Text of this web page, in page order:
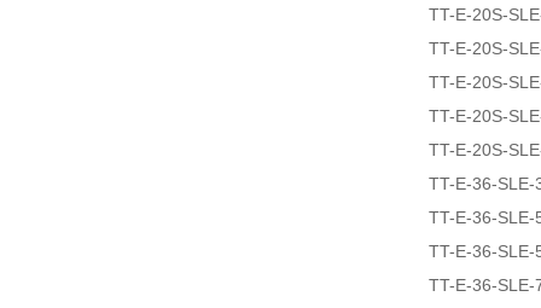
TT-E-20S-
TT-E-20S-
TT-E-20S-
TT-E-20S-
TT-E-20S-
TT-E-36-SLE-
TT-E-36-SLE-
TT-E-36-SLE-
TT-E-36-SLE-